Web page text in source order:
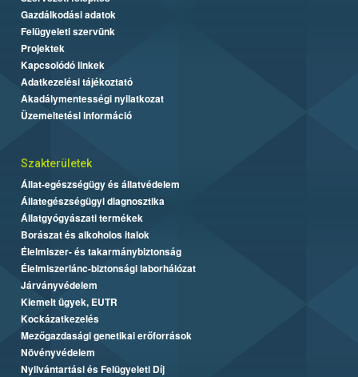
Gazdálkodási adatok
Felügyeleti szervünk
Projektek
Kapcsolódó linkek
Adatkezelési tájékoztató
Akadálymentességi nyilatkozat
Üzemeltetési információ
Szakterületek
Állat-egészségügy és állatvédelem
Állategészségügyi diagnosztika
Állatgyógyászati termékek
Borászat és alkoholos italok
Élelmiszer- és takarmánybiztonság
Élelmiszerlánc-biztonsági laborhálózat
Járványvédelem
Kiemelt ügyek, EUTR
Kockázatkezelés
Mezőgazdasági genetikai erőforrások
Növényvédelem
Nyilvántartási és Felügyeleti Díj